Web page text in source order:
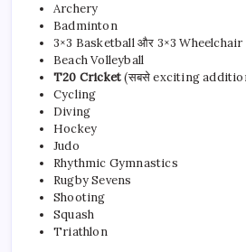
Archery
Badminton
3×3 Basketball और 3×3
Beach Volleyball
T20 Cricket(सबसे exciting
Cycling
Diving
Hockey
Judo
Rhythmic Gymnastics
Rugby Sevens
Shooting
Squash
Triathlon